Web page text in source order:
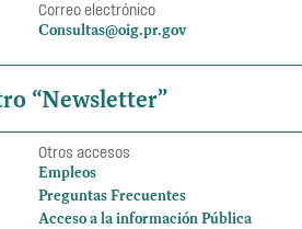
Correo electrónico
Consultas@oig.pr.gov
“Newsletter”
Otros accesos
Empleos
Preguntas Frecuentes
Acceso a la información Pública